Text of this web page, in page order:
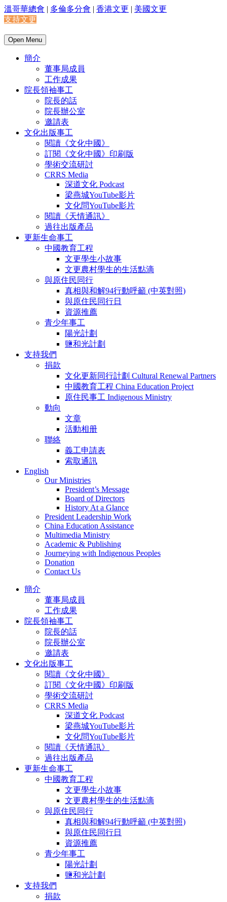
溫哥華總會 | 多倫多分會 | 香港文更 | 美國文更
支持文更
Open Menu
簡介
董事局成員
工作成果
院長領袖事工
院長的話
院長辦公室
邀請表
文化出版事工
閱讀《文化中國》
訂閱《文化中國》印刷版
學術交流研討
CRRS Media
深道文化 Podcast
梁燕城YouTube影片
文化問YouTube影片
閱讀《天情通訊》
過往出版產品
更新生命事工
中國教育工程
文更學生小故事
文更農村學生的生活點滴
與原住民同行
真相與和解94行動呼籲 (中英對照)
與原住民同行日
資源推薦
青少年事工
陽光計劃
鹽和光計劃
支持我們
捐款
文化更新同行計劃 Cultural Renewal Partners
中國教育工程 China Education Project
原住民事工 Indigenous Ministry
動向
文章
活動相册
聯絡
義工申請表
索取通訊
English
Our Ministries
President’s Message
Board of Directors
History At a Glance
President Leadership Work
China Education Assistance
Multimedia Ministry
Academic & Publishing
Journeying with Indigenous Peoples
Donation
Contact Us
簡介
董事局成員
工作成果
院長領袖事工
院長的話
院長辦公室
邀請表
文化出版事工
閱讀《文化中國》
訂閱《文化中國》印刷版
學術交流研討
CRRS Media
深道文化 Podcast
梁燕城YouTube影片
文化問YouTube影片
閱讀《天情通訊》
過往出版產品
更新生命事工
中國教育工程
文更學生小故事
文更農村學生的生活點滴
與原住民同行
真相與和解94行動呼籲 (中英對照)
與原住民同行日
資源推薦
青少年事工
陽光計劃
鹽和光計劃
支持我們
捐款